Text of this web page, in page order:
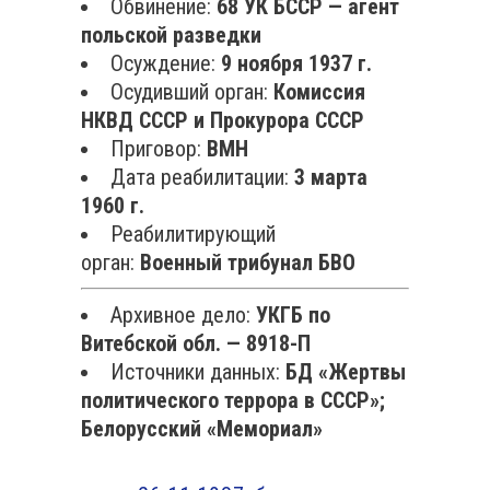
Обвинение: 68 УК БССР — агент
польской разведки
Осуждение: 9 ноября 1937 г.
Осудивший орган: Комиссия
НКВД СССР и Прокурора СССР
Приговор: ВМН
Дата реабилитации: 3 марта
1960 г.
Реабилитирующий
орган: Военный трибунал БВО
Архивное дело: УКГБ по
Витебской обл. — 8918-П
Источники данных: БД «Жертвы
политического террора в СССР»;
Белорусский «Мемориал»